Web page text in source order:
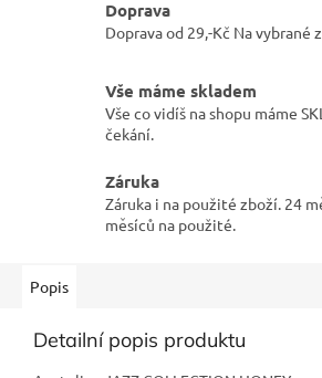
Doprava
Doprava od 29,-Kč Na vybrané
Vše máme skladem
Vše co vidíš na shopu máme
čekání.
Záruka
Záruka i na použité zboží. 24
měsíců na použité.
Popis
Detailní popis produktu